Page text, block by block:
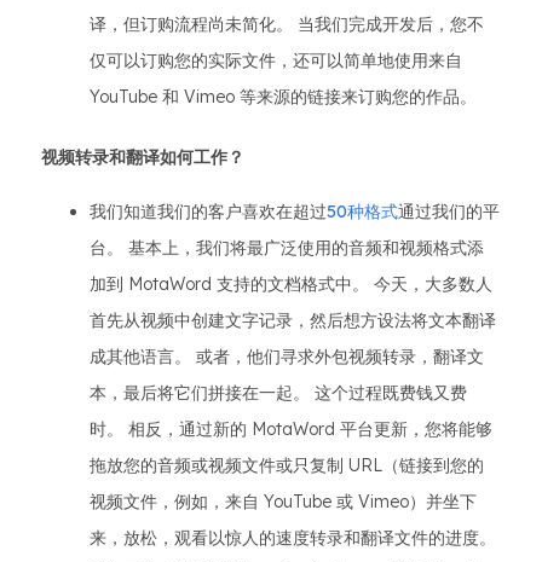
译，但订购流程尚未简化。 当我们完成开发后，您不
仅可以订购您的实际文件，还可以简单地使用来自
YouTube 和 Vimeo 等来源的链接来订购您的作品。
视频转录和翻译如何工作？
我们知道我们的客户喜欢在超过50种格式通过我们的平
台。 基本上，我们将最广泛使用的音频和视频格式添
加到 MotaWord 支持的文档格式中。 今天，大多数人
首先从视频中创建文字记录，然后想方设法将文本翻译
成其他语言。 或者，他们寻求外包视频转录，翻译文
本，最后将它们拼接在一起。 这个过程既费钱又费
时。 相反，通过新的 MotaWord 平台更新，您将能够
拖放您的音频或视频文件或只复制 URL（链接到您的
视频文件，例如，来自 YouTube 或 Vimeo）并坐下
来，放松，观看以惊人的速度转录和翻译文件的进度。